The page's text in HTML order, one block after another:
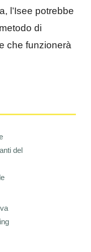
l’Isee potrebbe
di
che funzionerà
del